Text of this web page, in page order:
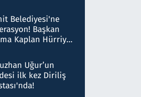
liralık para
tespit edildi
Belediyesi'ne
Başkan
Kaplan Hürriyet
Uğur’un
ilk kez Diriliş